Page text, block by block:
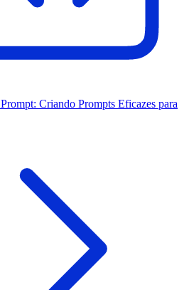
Criando Prompts Eficazes para